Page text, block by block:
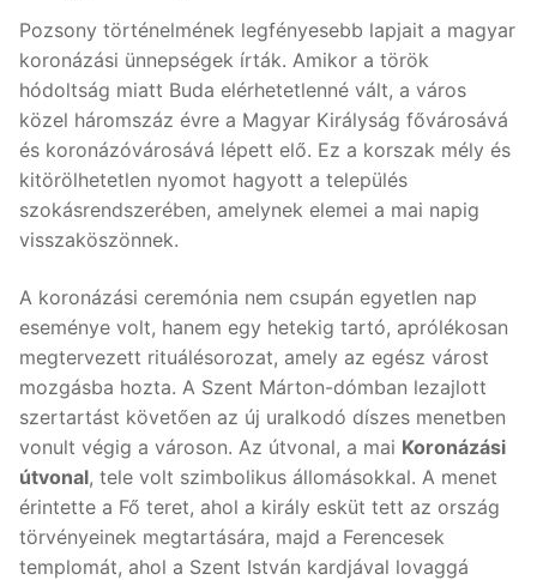
Pozsony történelmének legfényesebb lapjait a magyar
koronázási ünnepségek írták. Amikor a török
hódoltság miatt Buda elérhetetlenné vált, a város
közel háromszáz évre a Magyar Királyság fővárosává
és koronázóvárosává lépett elő. Ez a korszak mély és
kitörölhetetlen nyomot hagyott a település
szokásrendszerében, amelynek elemei a mai napig
visszaköszönnek.
A koronázási ceremónia nem csupán egyetlen nap
eseménye volt, hanem egy hetekig tartó, aprólékosan
megtervezett rituálésorozat, amely az egész várost
mozgásba hozta. A Szent Márton-dómban lezajlott
szertartást követően az új uralkodó díszes menetben
vonult végig a városon. Az útvonal, a mai Koronázási
útvonal, tele volt szimbolikus állomásokkal. A menet
érintette a Fő teret, ahol a király esküt tett az ország
törvényeinek megtartására, majd a Ferencesek
templomát, ahol a Szent István kardjával lovaggá